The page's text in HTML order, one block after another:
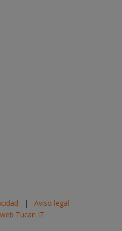
| Aviso legal
Tucan IT